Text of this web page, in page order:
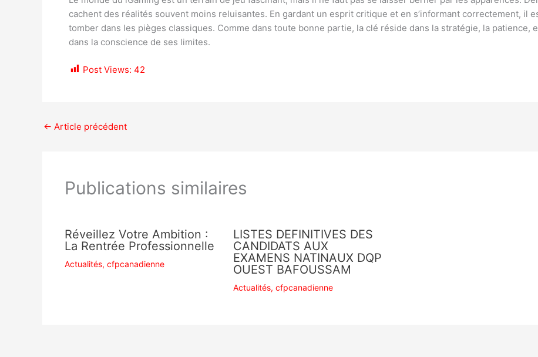
cachent des réalités souvent moins reluisantes. En gardant un esprit critique et en s’informant correctement, il
tomber dans les pièges classiques. Comme dans toute bonne partie, la clé réside dans la stratégie, la patience,
dans la conscience de ses limites.
Post Views: 42
← Article précédent
Publications similaires
Réveillez Votre Ambition :
La Rentrée Professionnelle
Actualités, cfpcanadienne
LISTES DEFINITIVES DES
CANDIDATS AUX
EXAMENS NATINAUX DQP
OUEST BAFOUSSAM
Actualités, cfpcanadienne